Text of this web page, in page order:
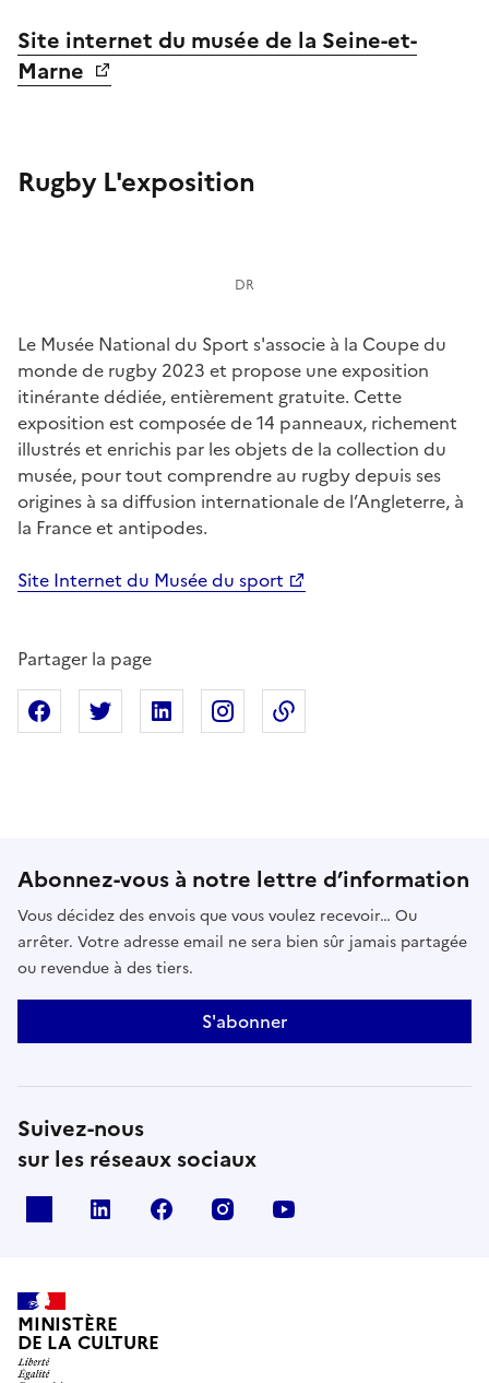
Site internet du musée de la Seine-et-
Marne
Rugby L'exposition
DR
Le Musée National du Sport s'associe à la Coupe du
monde de rugby 2023 et propose une exposition
itinérante dédiée, entièrement gratuite. Cette
exposition est composée de 14 panneaux, richement
illustrés et enrichis par les objets de la collection du
musée, pour tout comprendre au rugby depuis ses
origines à sa diffusion internationale de l’Angleterre, à
la France et antipodes.
Site Internet du Musée du sport
Partager la page
Partager sur Facebook
Partager sur XPartager sur Linkedin
Partager sur Instagram
Abonnez-vous à notre lettre d’information
Vous décidez des envois que vous voulez recevoir… Ou
arrêter. Votre adresse email ne sera bien sûr jamais partagée
ou revendue à des tiers.
S'abonner
Suivez-nous
sur les réseaux sociaux
linkedin facebook instagram
MINISTÈRE
DE LA CULTURE